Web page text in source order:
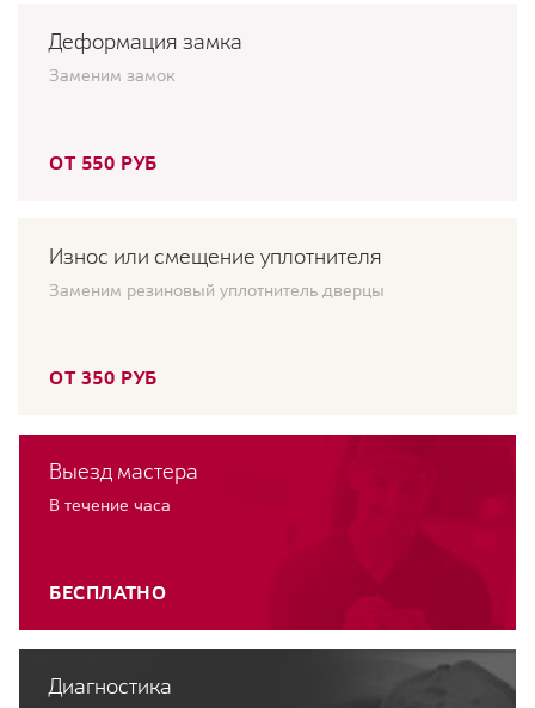
Деформация замка
Заменим замок
ОТ 550 РУБ
Износ или смещение уплотнителя
Заменим резиновый уплотнитель дверцы
ОТ 350 РУБ
Выезд мастера
В течение часа
БЕСПЛАТНО
Диагностика